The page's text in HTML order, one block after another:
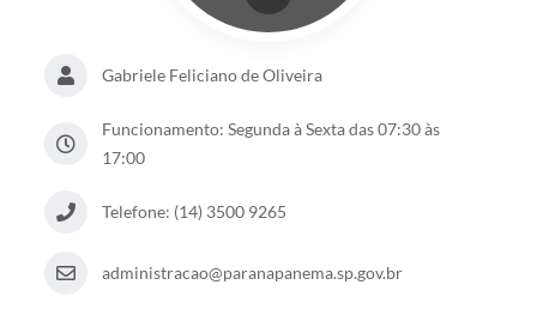
Serviços Online
Transparência
Editais
Secretarias
Gabriele Feliciano de Oliveira
Funcionamento: Segunda à Sexta das 07:30 às
17:00
Telefone: (14) 3500 9265
administracao@paranapanema.sp.gov.br